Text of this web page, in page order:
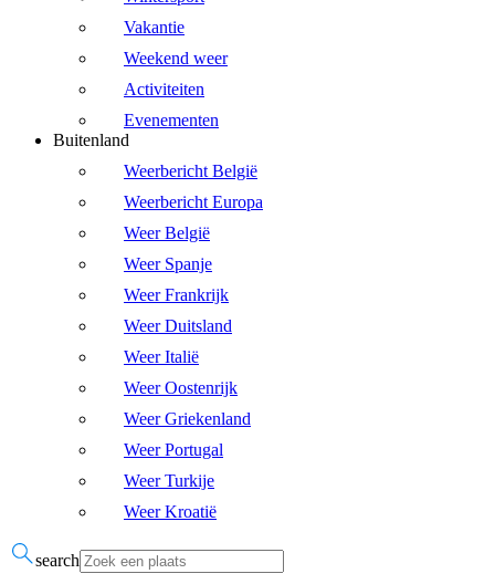
Vakantie
Weekend weer
Activiteiten
Evenementen
Buitenland
Weerbericht België
Weerbericht Europa
Weer België
Weer Spanje
Weer Frankrijk
Weer Duitsland
Weer Italië
Weer Oostenrijk
Weer Griekenland
Weer Portugal
Weer Turkije
Weer Kroatië
search